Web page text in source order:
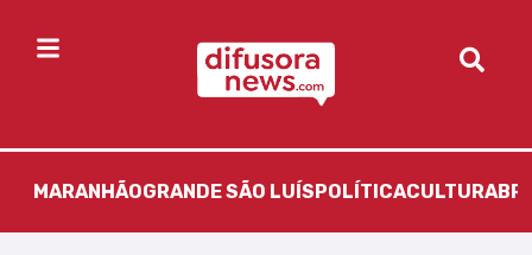
MARANHÃOGRANDE SÃO LUÍS POLÍTICACULTURA